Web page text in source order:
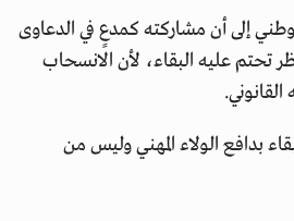
إلى أن مشاركته كمدعٍ في الدعاوى
تحتم عليه البقاء، لأن الانسحاب
بدافع الولاء المهني وليس من